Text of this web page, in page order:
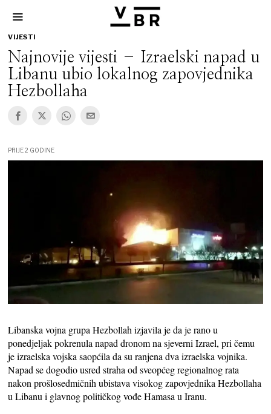
VIJESTI
Najnovije vijesti – Izraelski napad u
Libanu ubio lokalnog zapovjednika
Hezbollaha
PRIJE 2 GODINE
Libanska vojna grupa Hezbollah izjavila je da je rano u
ponedjeljak pokrenula napad dronom na sjeverni Izrael, pri čemu
je izraelska vojska saopćila da su ranjena dva izraelska vojnika.
Napad se dogodio usred straha od sveopćeg regionalnog rata
nakon prošlosedmičnih ubistava visokog zapovjednika Hezbollaha
u Libanu i glavnog političkog vođe Hamasa u Iranu.